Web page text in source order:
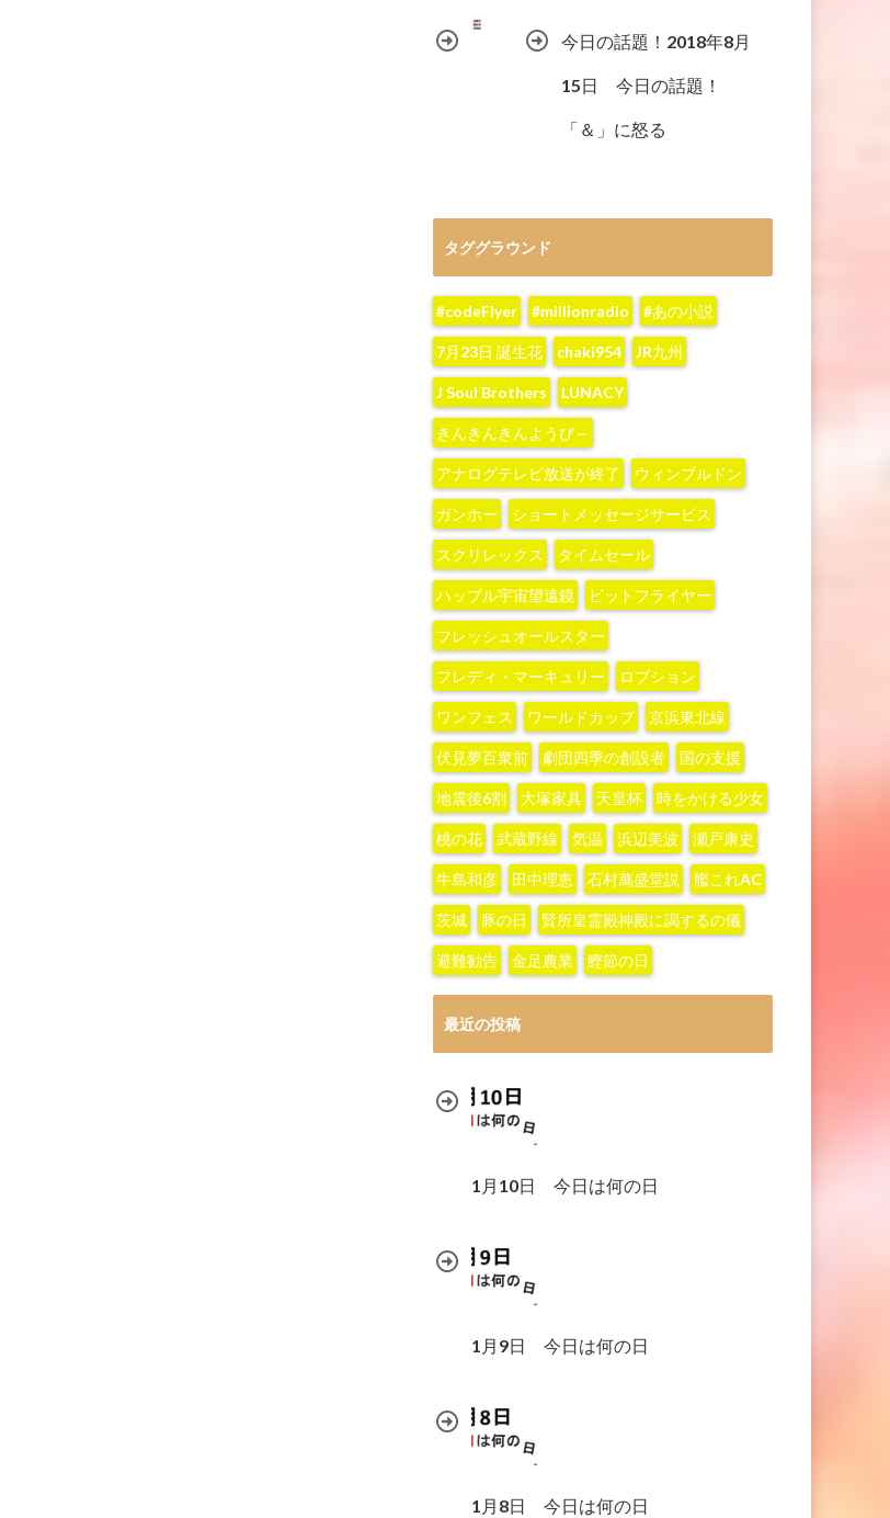
今日の話題！2018年8月
15日 今日の話題！
「＆」に怒る
タググラウンド
#codeFlyer #millionradio #あの小説
7月23日 誕生花 chaki954 JR九州
J Soul Brothers LUNACY
きんきんきんようび～
アナログテレビ放送が終了 ウィンブルドン
ガンホー ショートメッセージサービス
スクリレックス タイムセール
ハッブル宇宙望遠鏡 ビットフライヤー
フレッシュオールスター
フレディ・マーキュリー ロブション
ワンフェス ワールドカップ 京浜東北線
伏見夢百衆前 劇団四季の創設者 国の支援
地震後6割 大塚家具 天皇杯 時をかける少女
桃の花 武蔵野線 気温 浜辺美波 瀬戸康史
牛島和彦 田中理恵 石村萬盛堂説 艦これAC
茨城 豚の日 賢所皇霊殿神殿に謁するの儀
避難勧告 金足農業 鰹節の日
最近の投稿
1月10日 今日は何の日
1月9日 今日は何の日
1月8日 今日は何の日